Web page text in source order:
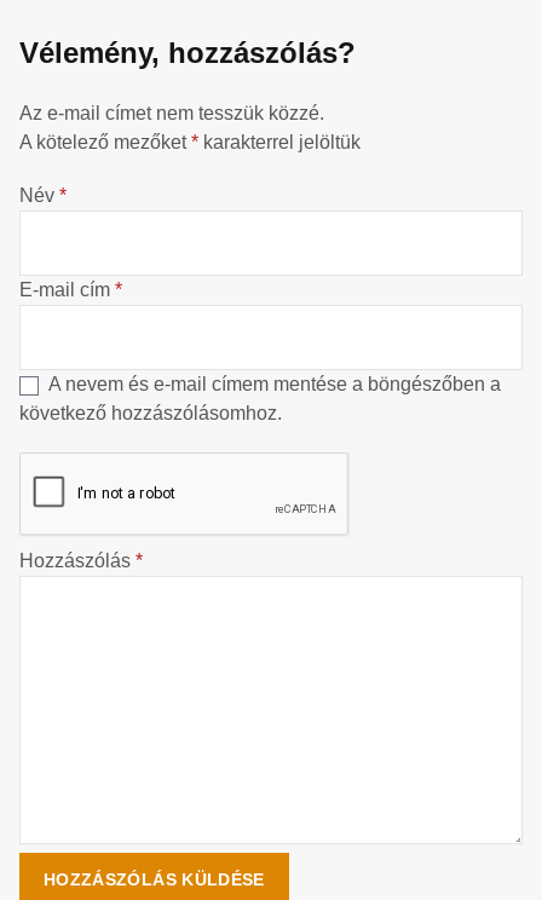
Vélemény, hozzászólás?
Az e-mail címet nem tesszük közzé.
A kötelező mezőket* karakterrel jelöltük
Név *
E-mail cím *
A nevem és e-mail címem mentése a böngészőben a
következő hozzászólásomhoz.
Hozzászólás *